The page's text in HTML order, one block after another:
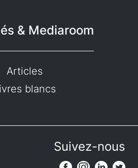
& Mediaroom
Articles
blancs
Suivez-nous